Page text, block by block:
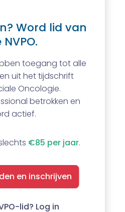
Word lid van
NVPO.
toegang tot alle
uit het tijdschrift
Oncologie.
betrokken en
actief.
€85 per jaar.
en inschrijven
lid? Log in